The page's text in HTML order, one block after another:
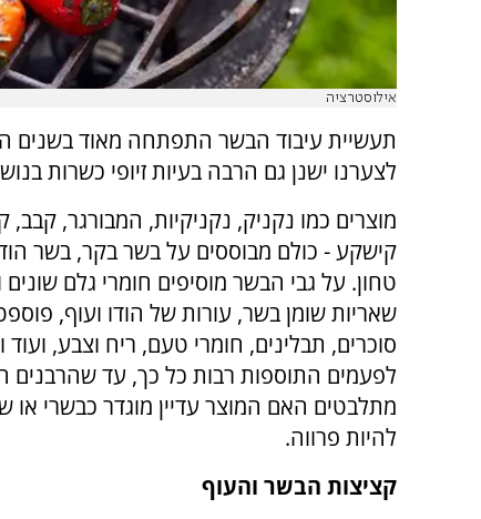
אילוסטרציה
תעשיית עיבוד הבשר התפתחה מאוד בשנים
לצערנו ישנן גם הרבה בעיות זיופי כשרות
מוצרים כמו נקניק, נקניקיות, המבורגר,
קישקע - כולם מבוססים על בשר בקר, בשר
טחון. על גבי הבשר מוסיפים חומרי גלם שונים
שאריות שומן בשר, עורות של הודו ועוף,
סוכרים, תבלינים, חומרי טעם, ריח וצבע, ועוד
לפעמים התוספות רבות כל כך, עד שהרבנים
מתלבטים האם המוצר עדיין מוגדר כבשרי או
להיות פרווה.
קציצות הבשר והעוף